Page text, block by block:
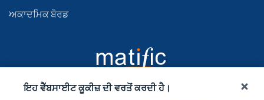
ਇਹ ਵੈੱਬਸਾਈਟ ਕੂਕੀਜ਼ ਦੀ ਵਰਤੋਂ ਕਰਦੀ ਹੈ।
ਅਕਾਦਮਿਕ ਬੋਰਡ